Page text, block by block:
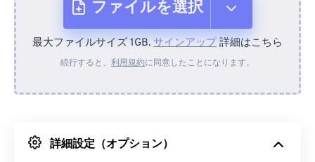
ファイルを選択
デバイスから
Googleドライブから
最大ファイルサイズ 1GB. サインアップ詳細はこちら
続行すると、 利用規約に同意したことになります。
詳細設定（オプション）